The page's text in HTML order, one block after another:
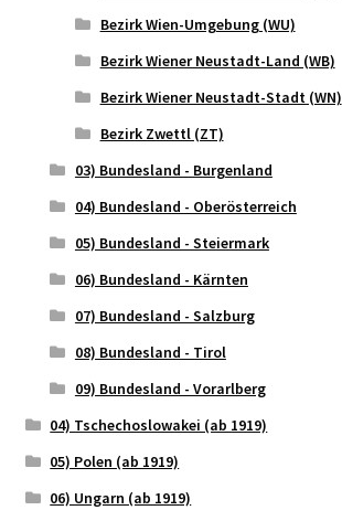
Bezirk Wien-Umgebung (WU)
Bezirk Wiener Neustadt-Land (WB)
Bezirk Wiener Neustadt-Stadt (WN)
Bezirk Zwettl (ZT)
03) Bundesland - Burgenland
04) Bundesland - Oberösterreich
05) Bundesland - Steiermark
06) Bundesland - Kärnten
07) Bundesland - Salzburg
08) Bundesland - Tirol
09) Bundesland - Vorarlberg
04) Tschechoslowakei (ab 1919)
05) Polen (ab 1919)
06) Ungarn (ab 1919)